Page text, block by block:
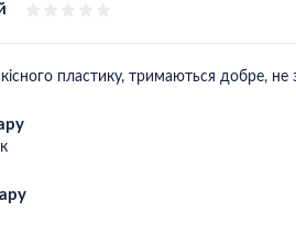
пластику, тримаються добре, не